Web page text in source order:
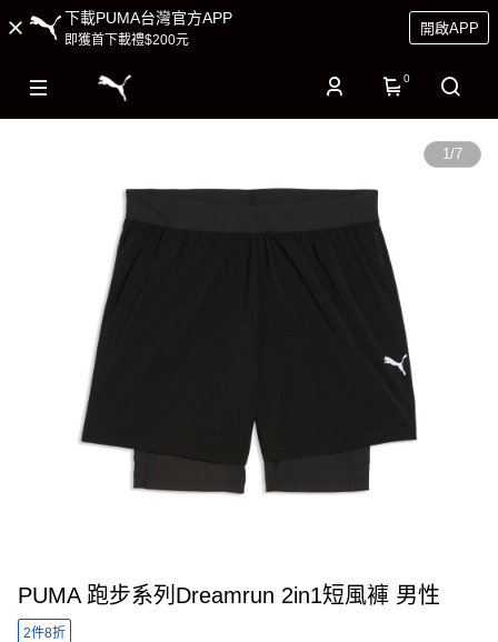
下載PUMA台灣官方APP
即獲首下載禮$200元
開啟APP
0
1/7
PUMA 跑步系列Dreamrun 2in1短風褲 男性
2件8折